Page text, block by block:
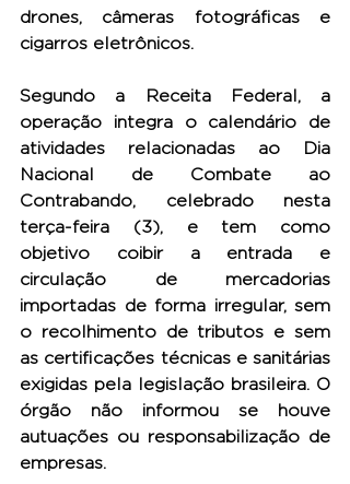
drones, câmeras fotográficas e
cigarros eletrônicos.
Segundo a Receita Federal, a
operação integra o calendário de
atividades relacionadas ao Dia
Nacional de Combate ao
Contrabando, celebrado nesta
terça-feira (3), e tem como
objetivo coibir a entrada e
circulação de mercadorias
importadas de forma irregular, sem
o recolhimento de tributos e sem
as certificações técnicas e sanitárias
exigidas pela legislação brasileira. O
órgão não informou se houve
autuações ou responsabilização de
empresas.